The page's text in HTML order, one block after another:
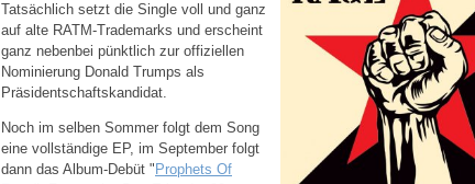
Tatsächlich setzt die Single voll und ganz
auf alte RATM-Trademarks und erscheint
ganz nebenbei pünktlich zur offiziellen
Nominierung Donald Trumps als
Präsidentschaftskandidat.
Noch im selben Sommer folgt dem Song
eine vollständige EP, im September folgt
dann das Album-Debüt " Prophets Of